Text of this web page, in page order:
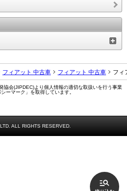
フィアット 中古車 フィアット 中古車 フィ
協会(JIPDEC)より個人情報の適切な取扱いを行う事業
ーマーク」を取得しています。
ALL RIGHTS RESERVED.